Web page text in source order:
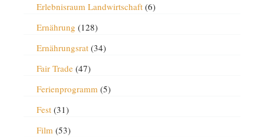
Erlebnisraum Landwirtschaft(6)
Ernährung (128)
Ernährungsrat(34)
Fair Trade(47)
Ferienprogramm(5)
Fest(31)
Film(53)